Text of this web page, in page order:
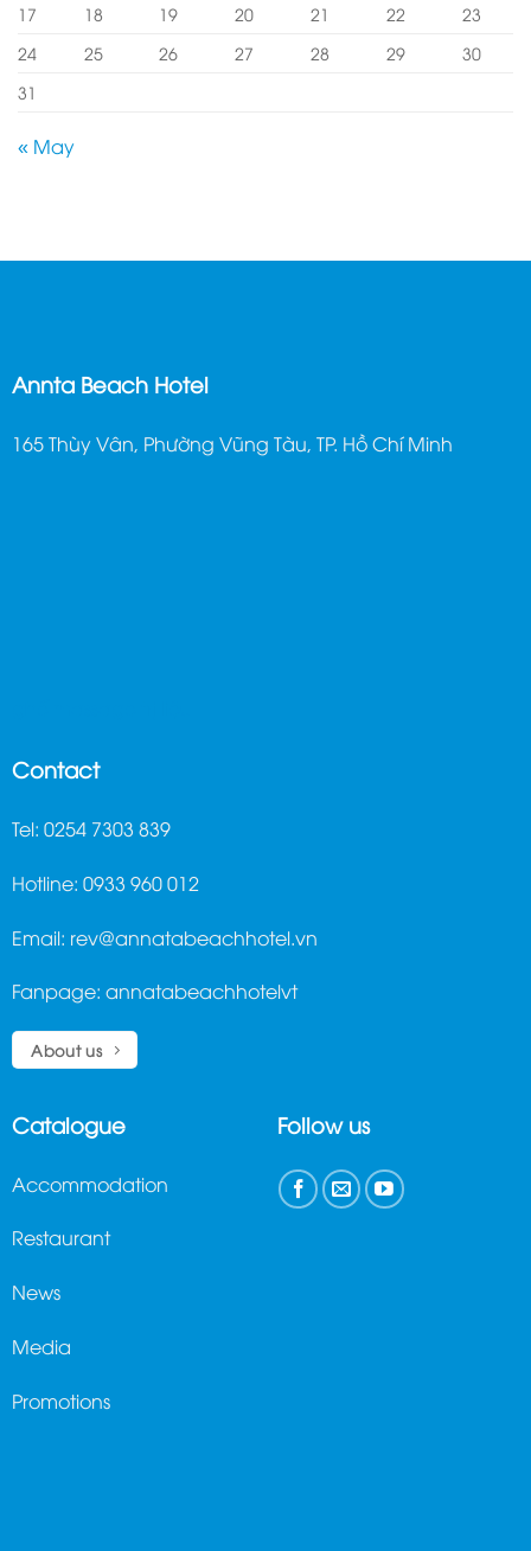
17
18 19 20 21 22
23
24
25 26 27 28 29
30
31
« May
Annta Beach Hotel
165 Thùy Vân, Phường Vũng Tàu, TP. Hồ Chí Minh
Contact
Tel: 0254 7303 839
Hotline: 0933 960 012
Email: rev@annatabeachhotel.vn
Fanpage: annatabeachhotelvt
About us
Catalogue
Accommodation
Restaurant
News
Media
Promotions
Follow us